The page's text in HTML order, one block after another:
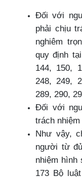
Đối với
phải chịu
nghiêm
quy định
144, 150,
248, 249,
289, 290,
Đối với
trách
Như vậy,
người từ
nhiệm hình
173 Bộ